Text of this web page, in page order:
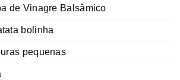
de Vinagre Balsâmico
bolinha
pequenas